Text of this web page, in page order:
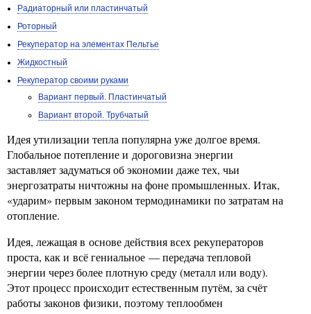
Радиаторный или пластинчатый
Роторный
Рекуператор на элементах Пельтье
Жидкостный
Рекуператор своими руками
Вариант первый. Пластинчатый
Вариант второй. Трубчатый
Идея утилизации тепла популярна уже долгое время.
Глобальное потепление и дороговизна энергии
заставляет задуматься об экономии даже тех, чьи
энергозатраты ничтожны на фоне промышленных. Итак,
«ударим» первым законом термодинамики по затратам на
отопление.
Идея, лежащая в основе действия всех рекуператоров
проста, как и всё гениальное — передача тепловой
энергии через более плотную среду (металл или воду).
Этот процесс происходит естественным путём, за счёт
работы законов физики, поэтому теплообмен